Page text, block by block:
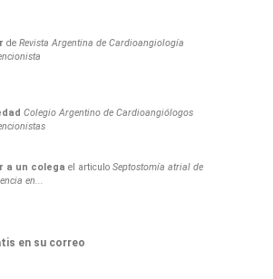
deRevista Argentina de Cardioangiología
Colegio Argentino de Cardioangiólogos
a un colega el articuloSeptostomía atrial de
en...
en su correo